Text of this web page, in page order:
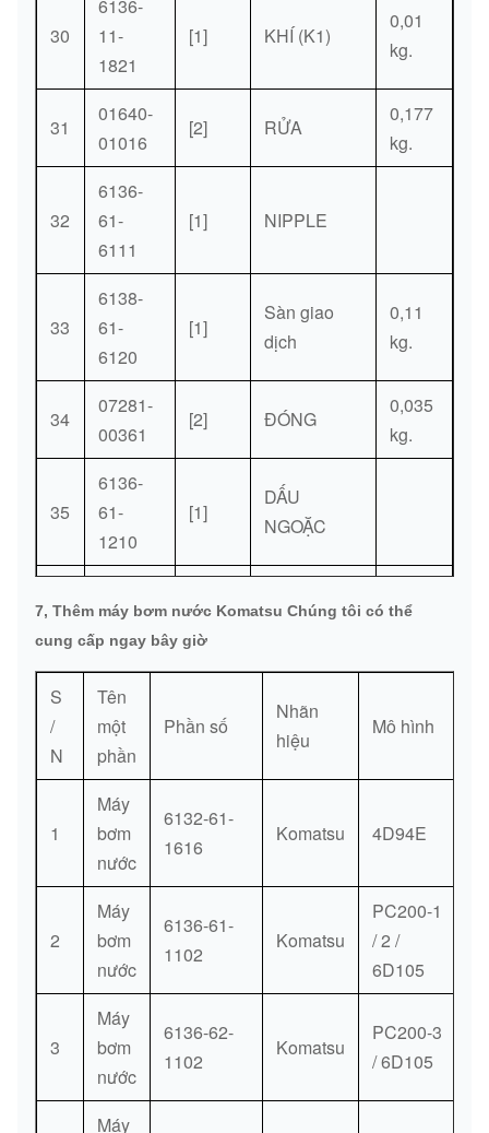
30
6136-
11-
1821
[1] KHÍ (K1)
0,01
kg.
31
01640-
01016
[2] RỬA
0,177
kg.
32
6136-
61-
6111
[1] NIPPLE
33
6138-
61-
6120
[1]
Sàn giao
dịch
0,11
kg.
34
07281-
00361
[2] ĐÓNG
0,035
kg.
35
6136-
61-
1210
[1]
DẤU
NGOẶC
36
23-
6971
[1] SPACER
0,125
37
01435-
01075
CHỚP
kg.
38
01010-
31080
[1] CHỚP
0,06
01435-
00816
kg.
40
01010-
30816
[2] CHỚP
0,012
kg.
01602-
00825
[2]
kg.
600-
421-
0,3
7, Thêm máy bơm nước Komatsu Chúng tôi có thể
cung cấp ngay bây giờ
S
/
N
Tên
một
phần
Phần số
Nhãn
hiệu
Mô hình
1
Máy
bơm
nước
6132-61-
1616
Komatsu 4D94E
2
Máy
bơm
nước
6136-61-
1102
Komatsu
PC200-1
/ 2 /
6D105
3
Máy
bơm
nước
6136-62-
1102
Komatsu
PC200-3
/ 6D105
Máy